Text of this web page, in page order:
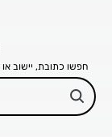
חפשו כתובת, יישוב או